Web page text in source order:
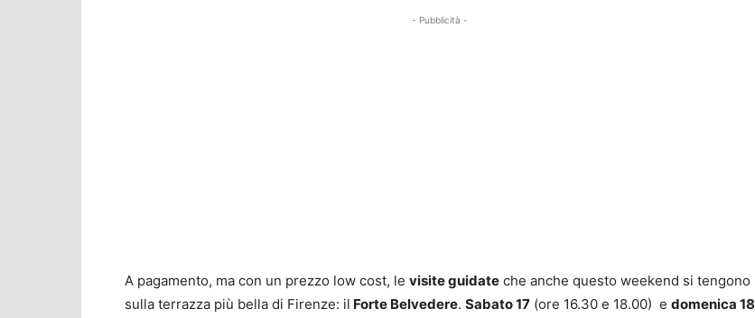
- Pubblicità -
A pagamento, ma con un prezzo low cost, le visite guidate che anche questo weekend si tengono
sulla terrazza più bella di Firenze: il Forte Belvedere. Sabato 17 (ore 16.30 e 18.00) e domenica 18